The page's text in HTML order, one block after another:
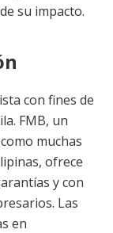
su impacto.
con fines de
FMB, un
muchas
ofrece
y con
Las
en